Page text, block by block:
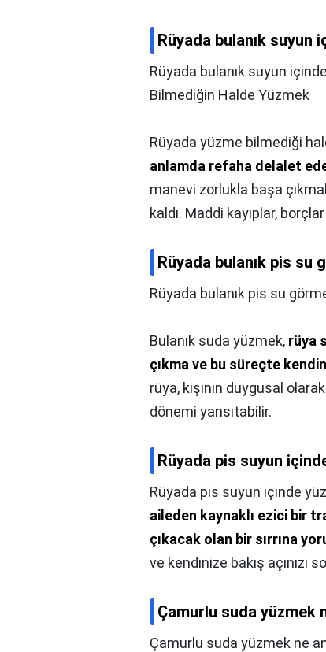
Rüyada bulanık suyun
Rüyada bulanık suyun
Bilmediğin Halde Yüzmek
Rüyada yüzme bilmediği
anlamda refaha delalet
manevi zorlukla başa
kaldı. Maddi kayıplar,
Rüyada bulanık pis su
Rüyada bulanık pis su
Bulanık suda yüzmek, rüya
çıkma ve bu süreçte
rüya, kişinin duygusal
dönemi yansıtabilir.
Rüyada pis suyun
Rüyada pis suyun içinde
aileden kaynaklı ezici bir
çıkacak olan bir sırrına
ve kendinize bakış açınızı
Çamurlu suda yüzmek
Çamurlu suda yüzmek ne